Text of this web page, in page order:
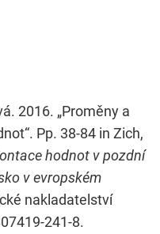
2016. „Proměny a
Pp. 38-84 in Zich,
hodnot v pozdní
v evropském
nakladatelství
241-8.